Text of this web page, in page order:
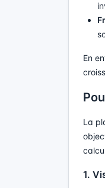
En
La
1.